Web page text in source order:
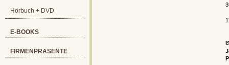
Hörbuch + DVD
E-BOOKS
FIRMENPRÄSENTE